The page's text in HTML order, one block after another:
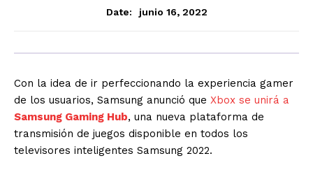
Date:
junio 16, 2022
Con la idea de ir perfeccionando la experiencia gamer
de los usuarios, Samsung anunció que Xbox se unirá a
Samsung Gaming Hub, una nueva plataforma de
transmisión de juegos disponible en todos los
televisores inteligentes Samsung 2022.